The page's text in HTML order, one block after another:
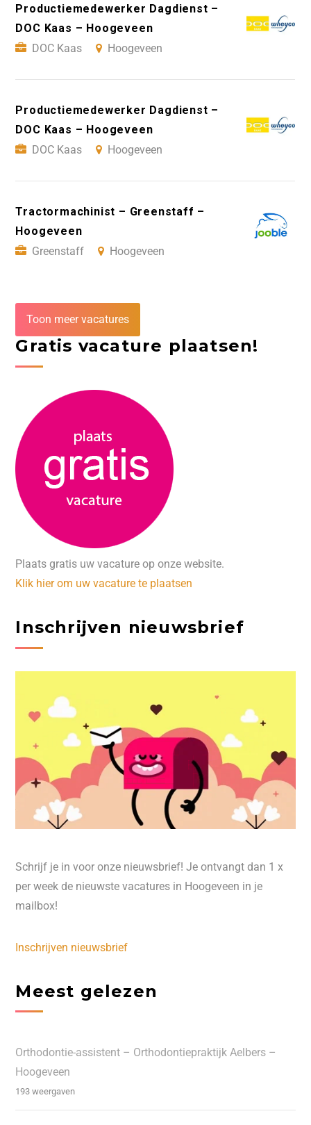
Productiemedewerker Dagdienst –
DOC Kaas – Hoogeveen
DOC Kaas
Hoogeveen
Productiemedewerker Dagdienst –
DOC Kaas – Hoogeveen
DOC Kaas
Hoogeveen
Tractormachinist – Greenstaff –
Hoogeveen
Greenstaff
Hoogeveen
Toon meer vacatures
Gratis vacature plaatsen!
Plaats gratis uw vacature op onze website.
Klik hier om uw vacature te plaatsen
Inschrijven nieuwsbrief
Schrijf je in voor onze nieuwsbrief! Je ontvangt dan 1 x
per week de nieuwste vacatures in Hoogeveen in je
mailbox!
Inschrijven nieuwsbrief
Meest gelezen
Orthodontie-assistent – Orthodontiepraktijk Aelbers –
Hoogeveen
193 weergaven